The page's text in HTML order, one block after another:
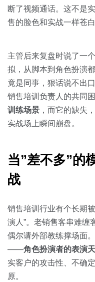
教育
房地产
金融
按角色
销售管理
交易跟进
培训辅导
资源中心
资源中心
全部
白皮书
关于我们
断了视频通话。这不是
售的脸色和实战一样苍白
主管后来复盘时说了一
拟，从脚本到角色扮演
竟是同事，狠话说不出
销售培训负责人的共同困
训练场景 ，而它的缺失
实战场上瞬间崩盘。
当”差不多”的
战
销售培训行业有个长期
演人”。老销售客串难缠
偶尔请外部教练撑场面
——角色扮演者的表演
实客户的攻击性、不确
原。